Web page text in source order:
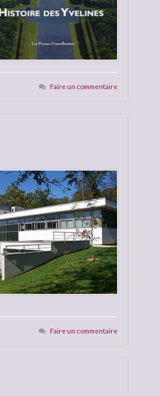
Faire un commentaire
Faire un commentaire